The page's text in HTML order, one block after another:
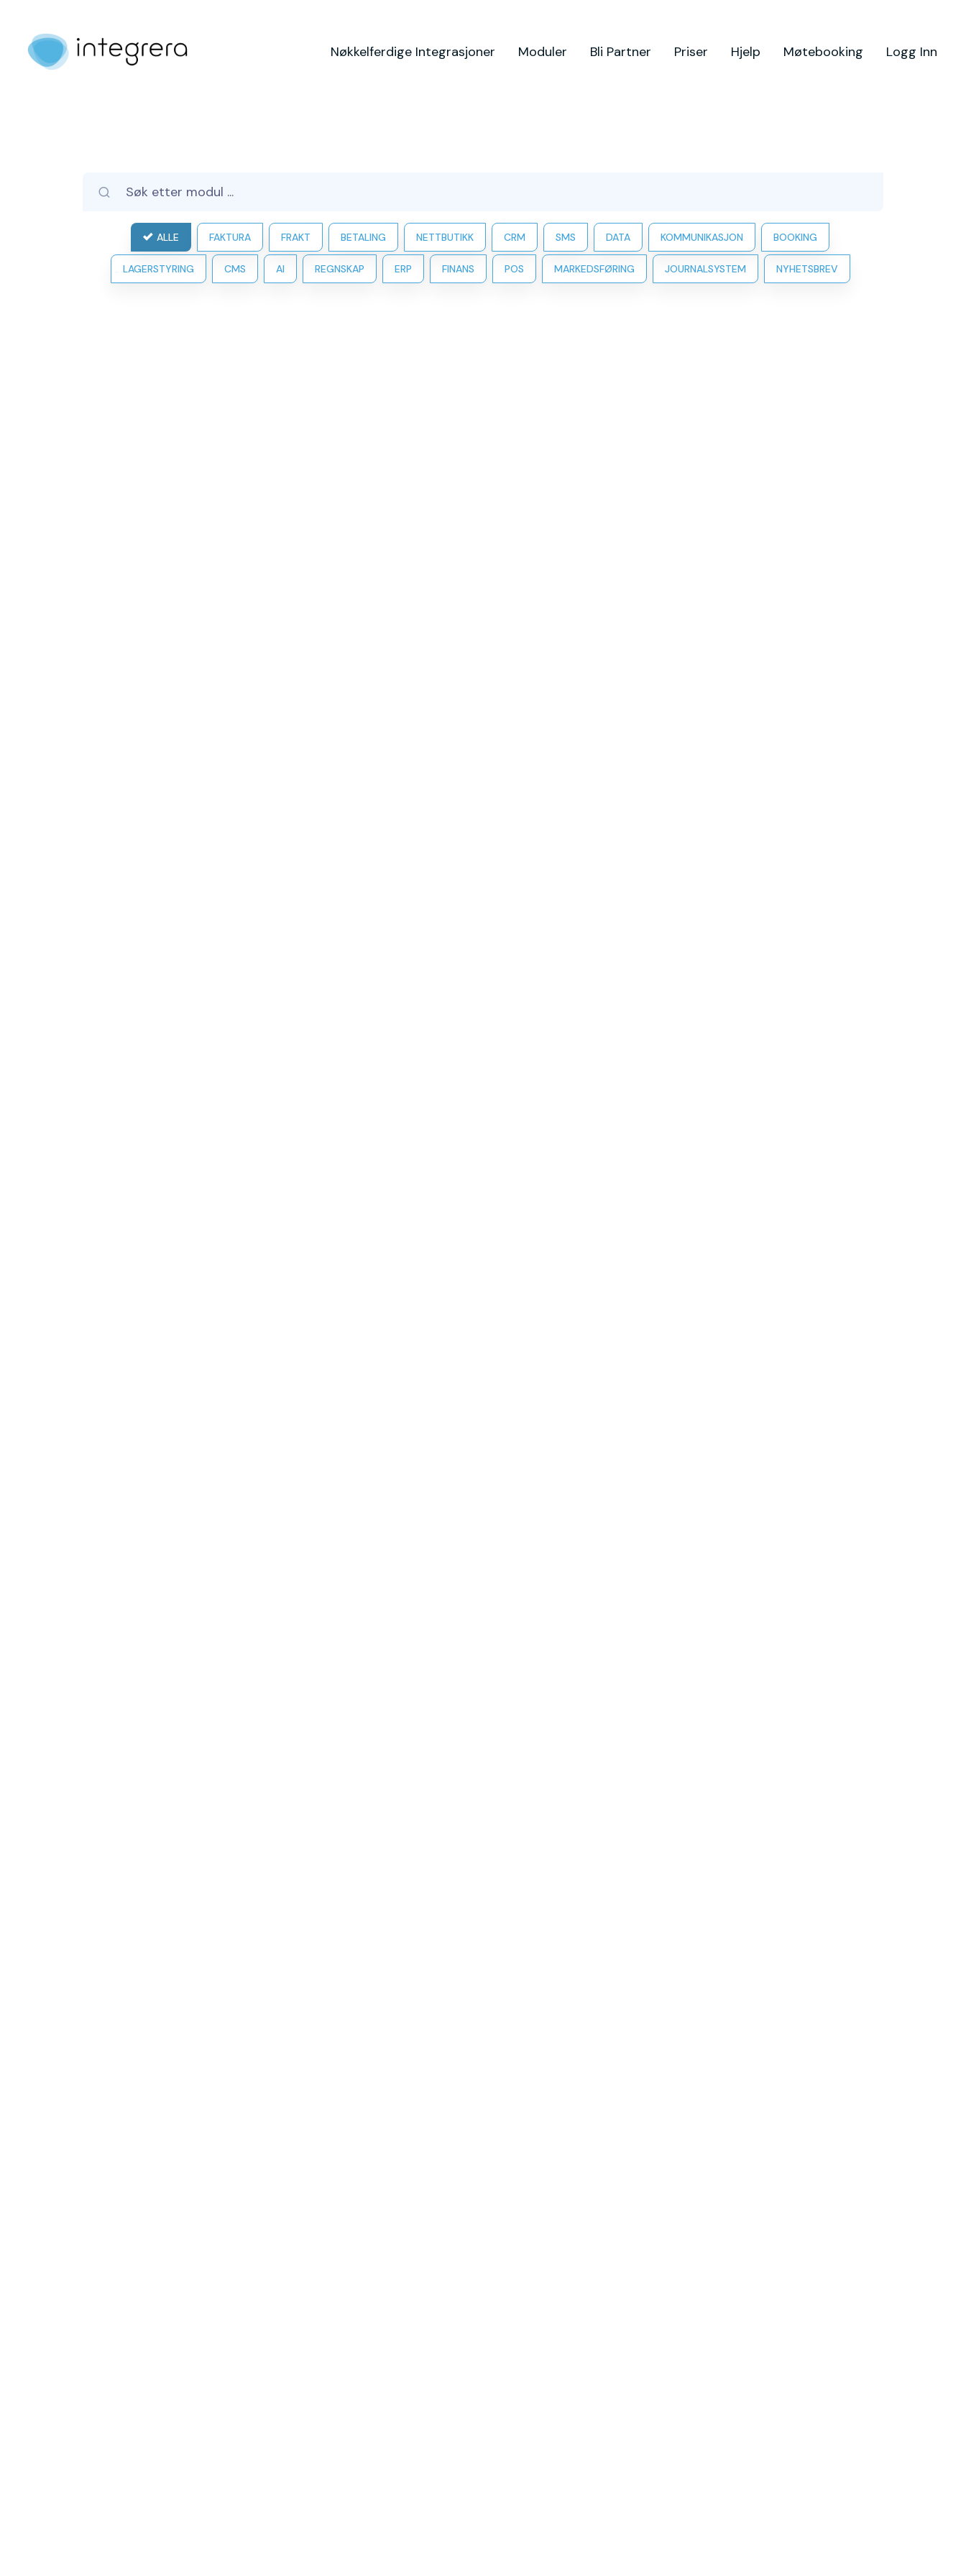
Nøkkelferdige Integrasjoner Moduler Bli Partner Priser Hjelp Møtebooking Logg Inn
ALLE FAKTURA FRAKT BETALING NETTBUTIKK CRM SMS DATA KOMMUNIKASJON BOOKING
LAGERSTYRING CMS AI REGNSKAP ERP FINANS POS MARKEDSFØRING JOURNALSYSTEM NYHETSBREV